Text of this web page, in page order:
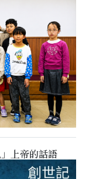
上帝的話語